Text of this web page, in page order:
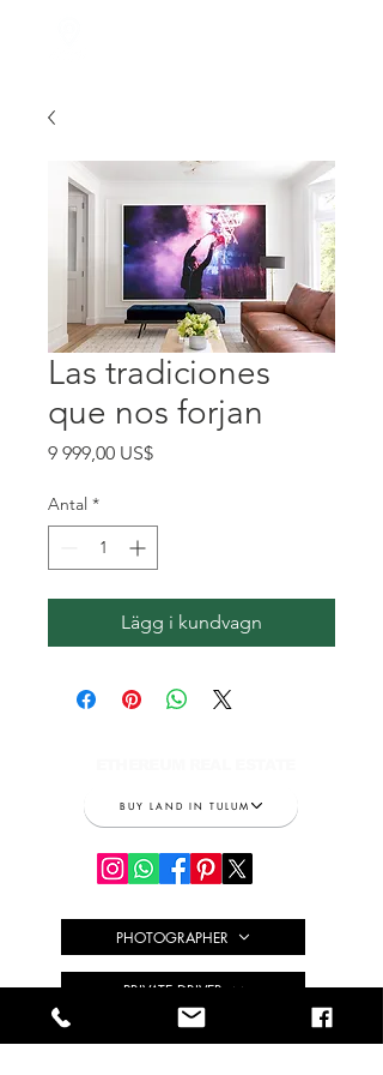
Las tradiciones
que nos forjan
9 999,00 US$Pris
Antal *
Lägg i kundvagn
BUY LAND IN TULUM
PHOTOGRAPHER
PRIVATE DRIVER
DRONE | VIDEO